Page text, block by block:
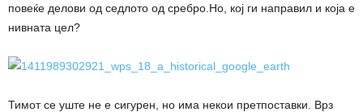
повеќе делови од седлото од сребро.Но, кој ги направил и која е
нивната цел?
Тимот се уште не е сигурен, но има некои претпоставки. Врз